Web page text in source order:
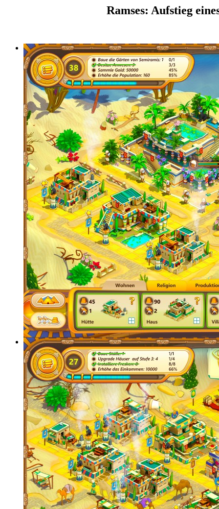
Ramses: Aufstieg